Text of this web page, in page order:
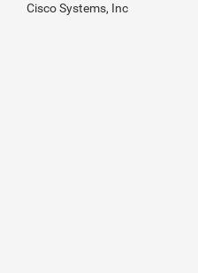
Cisco Systems, Inc